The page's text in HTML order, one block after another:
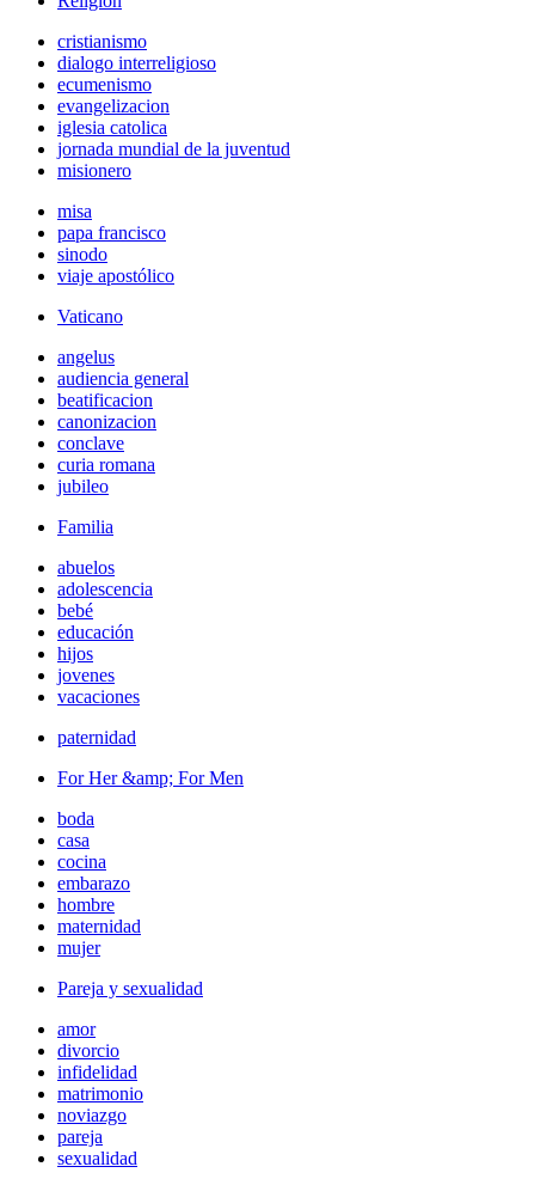
cristianismo
dialogo interreligioso
ecumenismo
evangelizacion
iglesia catolica
jornada mundial de la juventud
misionero
misa
papa francisco
sinodo
viaje apostólico
Vaticano
angelus
audiencia general
beatificacion
canonizacion
conclave
curia romana
jubileo
Familia
abuelos
adolescencia
bebé
educación
hijos
jovenes
vacaciones
paternidad
For Her &amp; For Men
boda
casa
cocina
embarazo
hombre
maternidad
mujer
Pareja y sexualidad
amor
divorcio
infidelidad
matrimonio
noviazgo
pareja
sexualidad